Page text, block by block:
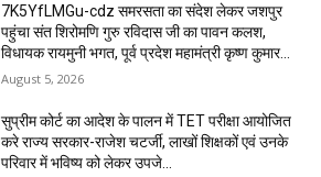
7K5YfLMGu-cdz समरसता का संदेश लेकर जशपुर
पहुंचा संत शिरोमणि गुरु रविदास जी का पावन कलश,
विधायक रायमुनी भगत, पूर्व प्रदेश महामंत्री कृष्ण कुमार...
August 5, 2026
सुप्रीम कोर्ट का आदेश के पालन में TET परीक्षा आयोजित
करे राज्य सरकार-राजेश चटर्जी, लाखों शिक्षकों एवं उनके
परिवार में भविष्य को लेकर उपजे...